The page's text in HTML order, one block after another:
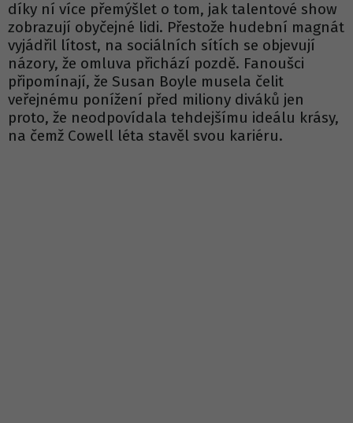
díky ní více přemýšlet o tom, jak talentové show
zobrazují obyčejné lidi. Přestože hudební magnát
vyjádřil lítost, na sociálních sítích se objevují
názory, že omluva přichází pozdě. Fanoušci
připomínají, že Susan Boyle musela čelit
veřejnému ponížení před miliony diváků jen
proto, že neodpovídala tehdejšímu ideálu krásy,
na čemž Cowell léta stavěl svou kariéru.